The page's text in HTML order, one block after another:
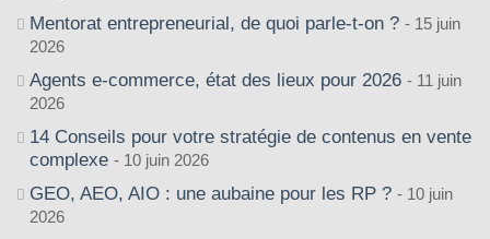
Mentorat entrepreneurial, de quoi parle-t-on ?
15 juin
2026
Agents e-commerce, état des lieux pour 2026
11 juin
2026
14 Conseils pour votre stratégie de contenus en vente
complexe
10 juin 2026
GEO, AEO, AIO : une aubaine pour les RP ?
10 juin
2026